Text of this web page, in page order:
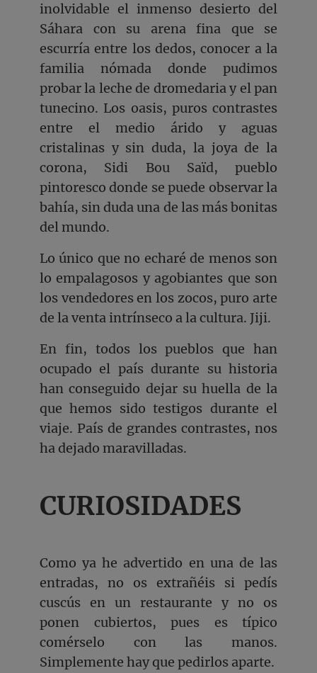
inolvidable el inmenso desierto del
Sáhara con su arena fina que se
escurría entre los dedos, conocer a la
familia nómada donde pudimos
probar la leche de dromedaria y el pan
tunecino. Los oasis, puros contrastes
entre el medio árido y aguas
cristalinas y sin duda, la joya de la
corona, Sidi Bou Saïd, pueblo
pintoresco donde se puede observar la
bahía, sin duda una de las más bonitas
del mundo.
Lo único que no echaré de menos son
lo empalagosos y agobiantes que son
los vendedores en los zocos, puro arte
de la venta intrínseco a la cultura. Jiji.
En fin, todos los pueblos que han
ocupado el país durante su historia
han conseguido dejar su huella de la
que hemos sido testigos durante el
viaje. País de grandes contrastes, nos
ha dejado maravilladas.
CURIOSIDADES
Como ya he advertido en una de las
entradas, no os extrañéis si pedís
cuscús en un restaurante y no os
ponen cubiertos, pues es típico
comérselo con las manos.
Simplemente hay que pedirlos aparte.